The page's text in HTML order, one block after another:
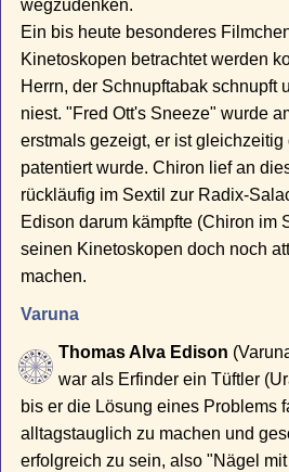
wegzudenken.
Ein bis heute besonderes
Kinetoskopen betrachtet werden
Herrn, der Schnupftabak schnupft
niest. "Fred Ott's Sneeze" wurde
erstmals gezeigt, er ist gleichzeitig
patentiert wurde. Chiron lief an
rückläufig im Sextil zur Radix-
Edison darum kämpfte (Chiron im
seinen Kinetoskopen doch noch
machen.
Varuna
Thomas Alva Edison
war als Erfinder ein Tüftler
bis er die Lösung eines Problems
alltagstauglich zu machen und
erfolgreich zu sein, also "Nägel